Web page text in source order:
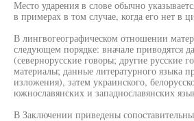
Место ударения в слове обычно
в примерах в том случае, когда его нет в
В лингвогеографическом отношении
следующем порядке: вначале приводятся
(севернорусские говоры; другие русские
материалы; данные литературного языка
изложения), затем украинского,
южнославянских и западнославянских
В Заключении приведены